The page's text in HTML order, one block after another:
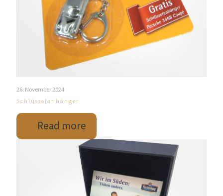
26. November 2024
Schlüsselanhänger
Read more